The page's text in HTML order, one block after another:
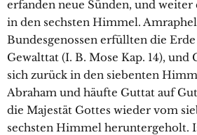
erfanden neue Sünden, und
in den sechsten Himmel.
Bundesgenossen erfüllten die
Gewalttat (I. B. Mose Kap. 14), und
sich zurück in den siebenten
Abraham und häufte Guttat auf
die Majestät Gottes wieder vom
sechsten Himmel heruntergeholt.